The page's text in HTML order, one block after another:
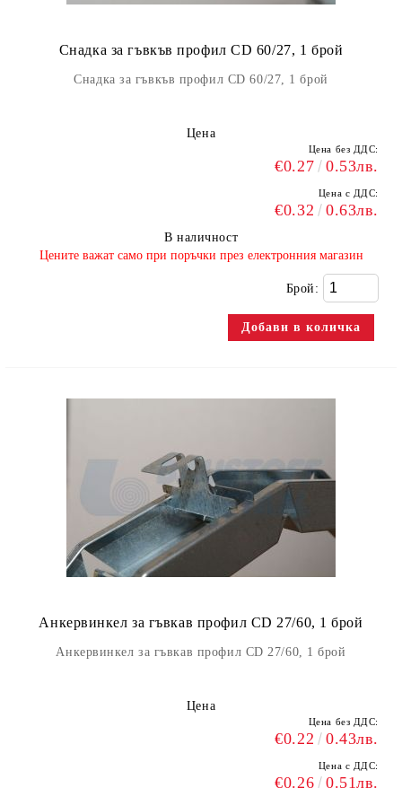
Снадка за гъвкъв профил CD 60/27, 1 брой
Снадка за гъвкъв профил CD 60/27, 1 брой
Цена
Цена без ДДС:
€0.27 0.53лв.
Цена с ДДС:
€0.32 0.63лв.
В наличност
​Цените важат само при поръчки през електронния магазин
Брой:
Анкервинкел за гъвкав профил CD 27/60, 1 брой
Анкервинкел за гъвкав профил CD 27/60, 1 брой
Цена
Цена без ДДС:
€0.22 0.43лв.
Цена с ДДС:
€0.26 0.51лв.